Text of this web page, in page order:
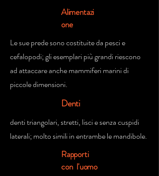
Alimentazi
one
Le sue prede sono costituite da pesci e
cefalopodi; gli esemplari più grandi riescono
ad attaccare anche mammiferi marini di
piccole dimensioni.
Denti
denti triangolari, stretti, lisci e senza cuspidi
laterali; molto simili in entrambe le mandibole.
Rapporti
con l'uomo